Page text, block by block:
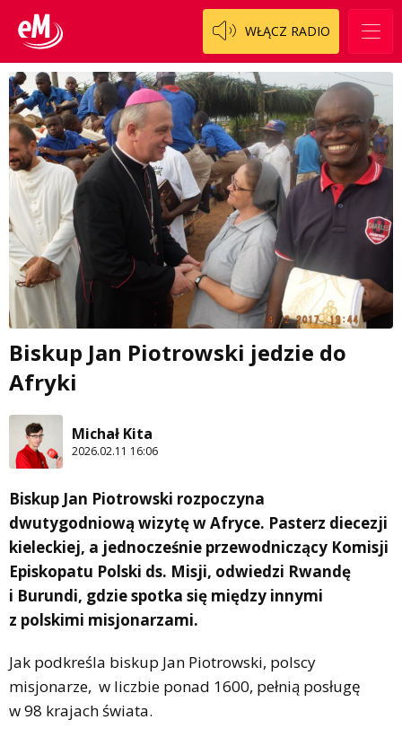
WŁĄCZ RADIO
Biskup Jan Piotrowski jedzie do
Afryki
Michał Kita
2026.02.11 16:06
Biskup Jan Piotrowski rozpoczyna
dwutygodniową wizytę w Afryce. Pasterz diecezji
kieleckiej, a jednocześnie przewodniczący Komisji
Episkopatu Polski ds. Misji, odwiedzi Rwandę
i Burundi, gdzie spotka się między innymi
z polskimi misjonarzami.
Jak podkreśla biskup Jan Piotrowski, polscy
misjonarze, w liczbie ponad 1600, pełnią posługę
w 98 krajach świata.